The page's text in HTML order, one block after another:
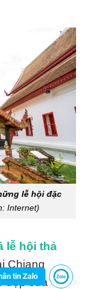
lễ hội đặc
Internet)
lễ hội thả
Chiang
đẹp của
tin Zalo